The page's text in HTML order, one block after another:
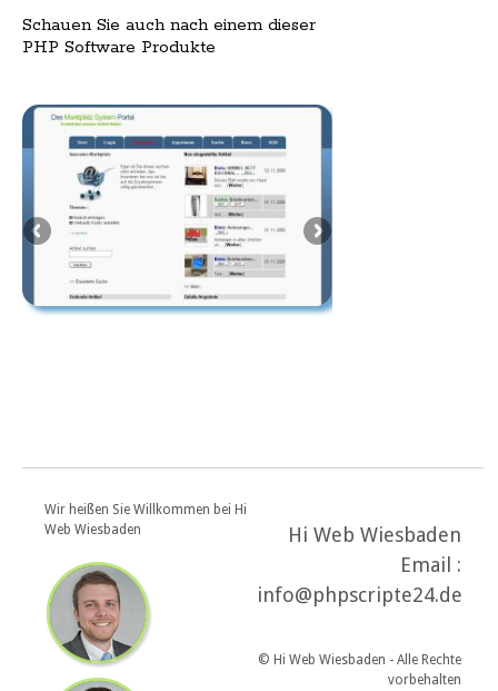
Schauen Sie auch nach einem dieser
PHP Software Produkte
Wir heißen Sie Willkommen bei Hi
Web Wiesbaden
Hi Web Wiesbaden
Email :
info@phpscripte24.de
© Hi Web Wiesbaden - Alle Rechte
vorbehalten